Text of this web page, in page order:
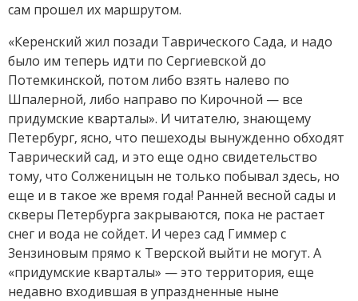
сам прошел их маршрутом.
«Керенский жил позади Таврического Сада, и надо
было им теперь идти по Сергиевской до
Потемкинской, потом либо взять налево по
Шпалерной, либо направо по Кирочной — все
придумские кварталы». И читателю, знающему
Петербург, ясно, что пешеходы вынужденно обходят
Таврический сад, и это еще одно свидетельство
тому, что Солженицын не только побывал здесь, но
еще и в такое же время года! Ранней весной сады и
скверы Петербурга закрываются, пока не растает
снег и вода не сойдет. И через сад Гиммер с
Зензиновым прямо к Тверской выйти не могут. А
«придумские кварталы» — это территория, еще
недавно входившая в упраздненные ныне